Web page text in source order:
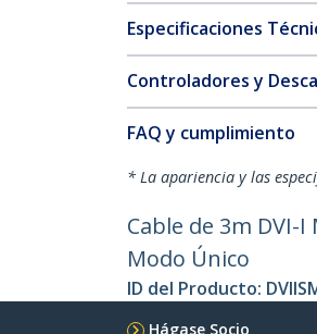
Especificaciones
Controladores y
FAQ y cumplimiento
* La apariencia y las
Cable de 3m DVI-
Modo Único
ID del Producto:
Hágase Socio